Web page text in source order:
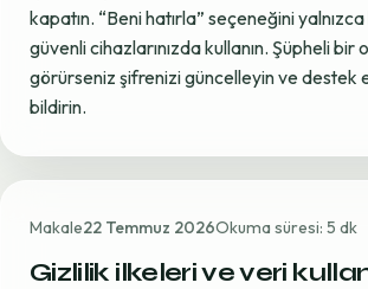
kapatın. “Beni hatırla” seçeneğini
güvenli cihazlarınızda kullanın. Şüpheli bir
görürseniz şifrenizi güncelleyin ve destek
bildirin.
Makale22 Temmuz 2026Okuma süresi: 5 dk
Gizlilik ilkeleri ve veri